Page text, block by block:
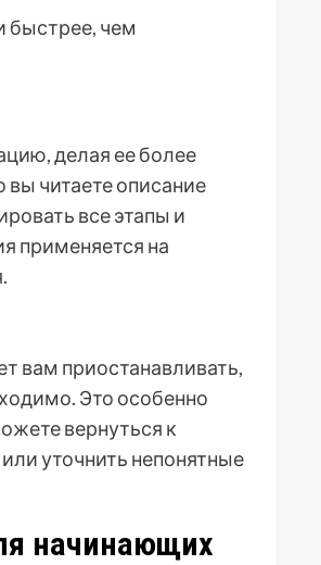
быстрее, чем
делая ее более
читаете описание
все этапы и
применяется на
вам приостанавливать,
Это особенно
вернуться к
уточнить непонятные
начинающих